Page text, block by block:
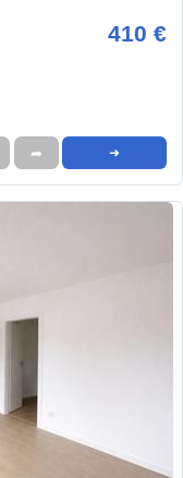
410 €
➦ ➜